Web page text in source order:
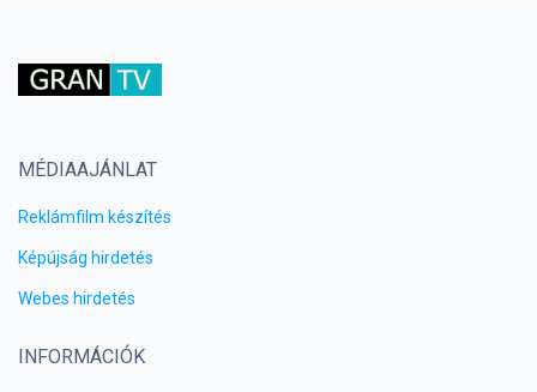
MÉDIAAJÁNLAT
Reklámfilm készítés
Képújság hirdetés
Webes hirdetés
INFORMÁCIÓK